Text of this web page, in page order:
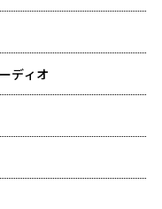
ディオ